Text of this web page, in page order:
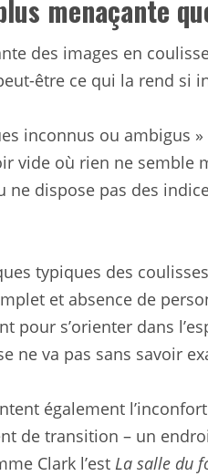
menaçante
des images en
être ce qui la rend si
inconnus ou ambigus
vide où rien ne semble
ne dispose pas des
typiques des
et absence de
pour s’orienter dans
ne va pas sans savoir
également
de transition – un
Clark l’est La salle du